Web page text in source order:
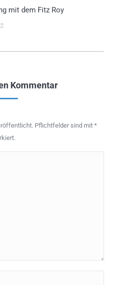
mit dem Fitz Roy
Kommentar
Pflichtfelder sind mit *